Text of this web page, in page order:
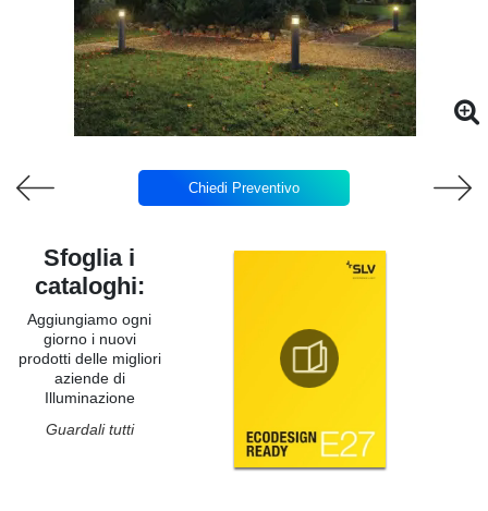
Chiedi Preventivo
Sfoglia i
cataloghi:
Aggiungiamo ogni
giorno i nuovi
prodotti delle migliori
aziende di
Illuminazione
Guardali tutti